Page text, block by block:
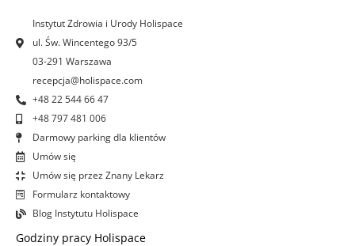
k
-
f
a
Instytut Zdrowia i Urody Holispace
ul. Św. Wincentego 93/5
03-291 Warszawa
recepcja@holispace.com
+48 22 544 66 47
+48 797 481 006
Darmowy parking dla klientów
Umów się
Umów się przez Znany Lekarz
Formularz kontaktowy
Blog Instytutu Holispace
Godziny pracy Holispace